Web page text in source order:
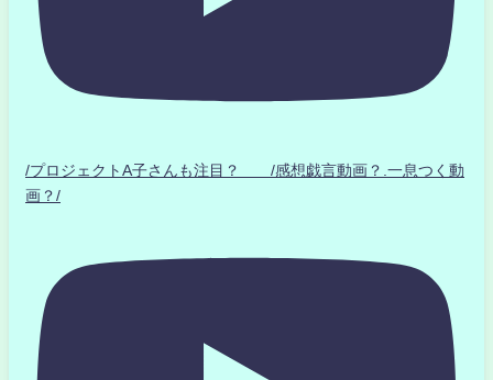
/プロジェクトA子さんも注目？ /感想戯言動画？.一息つく動
画？/